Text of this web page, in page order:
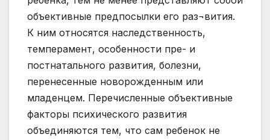
объективные предпосылки его раз¬вития.
К ним относятся наследственность,
темперамент, особенности пре- и
постнатального развития, болезни,
перенесенные новорожденным или
младенцем. Перечисленные объективные
факторы психического развития
объединяются тем, что сам ребенок не